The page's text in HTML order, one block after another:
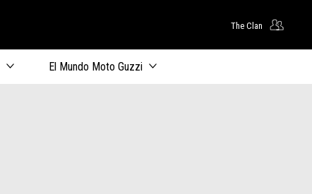
The Clan
El Mundo Moto Guzzi